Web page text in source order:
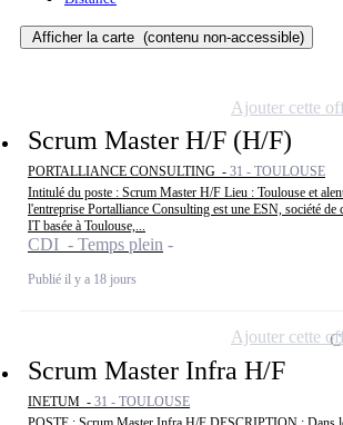
Afficher la carte (contenu non-accessible)
Scrum Master H/F (H/F)
PORTALLIANCE CONSULTING - 31 - TOULOUSE
Intitulé du poste : Scrum Master H/F Lieu : Toulouse et
l'entreprise Portalliance Consulting est une ESN, société de
IT basée à Toulouse,...
CDI - Temps plein
Publié il y a 18 jours
Ajouter cette
Scrum Master Infra H/F
INETUM - 31 - TOULOUSE
Ajouter cette